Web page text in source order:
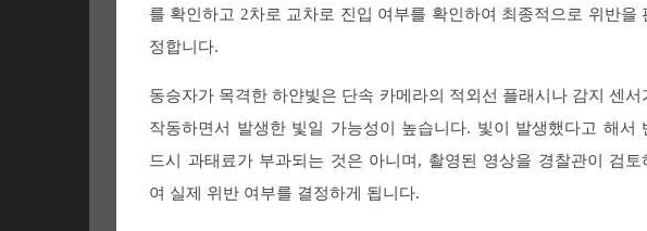
를 확인하고 2차로 교차로 진입 여부를 확인하여 최종적으로 위반을
정합니다.
동승자가 목격한 하얀빛은 단속 카메라의 적외선 플래시나 감지 센서
작동하면서 발생한 빛일 가능성이 높습니다. 빛이 발생했다고 해서
드시 과태료가 부과되는 것은 아니며, 촬영된 영상을 경찰관이 검토
여 실제 위반 여부를 결정하게 됩니다.